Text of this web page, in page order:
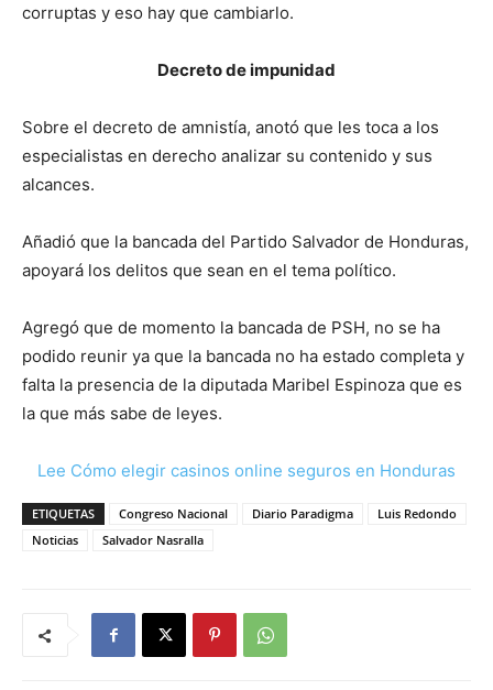
corruptas y eso hay que cambiarlo.
Decreto de impunidad
Sobre el decreto de amnistía, anotó que les toca a los
especialistas en derecho analizar su contenido y sus
alcances.
Añadió que la bancada del Partido Salvador de Honduras,
apoyará los delitos que sean en el tema político.
Agregó que de momento la bancada de PSH, no se ha
podido reunir ya que la bancada no ha estado completa y
falta la presencia de la diputada Maribel Espinoza que es
la que más sabe de leyes.
Lee Cómo elegir casinos online seguros en Honduras
ETIQUETAS Congreso Nacional Diario Paradigma
Luis Redondo
Noticias
Salvador Nasralla